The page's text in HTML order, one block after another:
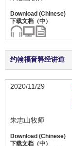
约翰福音释经讲道
2020/11/29
朱志山牧师